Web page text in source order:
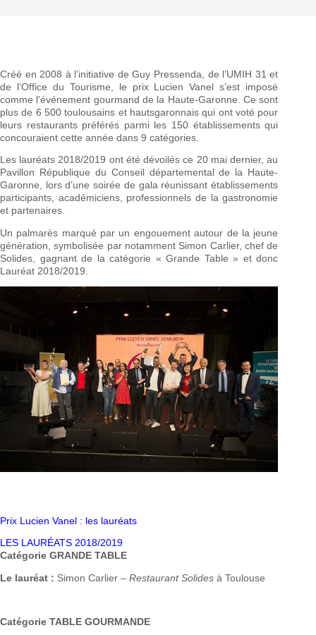
Créé en 2008 à l’initiative de Guy Pressenda, de l’UMIH 31 et
de l’Office du Tourisme, le prix Lucien Vanel s’est imposé
comme l’événement gourmand de la Haute-Garonne. Ce sont
plus de 6 500 toulousains et hautsgaronnais qui ont voté pour
leurs restaurants préférés parmi les 150 établissements qui
concouraient cette année dans 9 catégories.
Les lauréats 2018/2019 ont été dévoilés ce 20 mai dernier, au
Pavillon République du Conseil départemental de la Haute-
Garonne, lors d’une soirée de gala réunissant établissements
participants, académiciens, professionnels de la gastronomie
et partenaires.
Un palmarès marqué par un engouement autour de la jeune
génération, symbolisée par notamment Simon Carlier, chef de
Solides, gagnant de la catégorie « Grande Table » et donc
Lauréat 2018/2019.
Prix Lucien Vanel : les lauréats
LES LAURÉATS 2018/2019
Catégorie GRANDE TABLE
Le lauréat : Simon Carlier – Restaurant Solides à Toulouse
Catégorie TABLE GOURMANDE